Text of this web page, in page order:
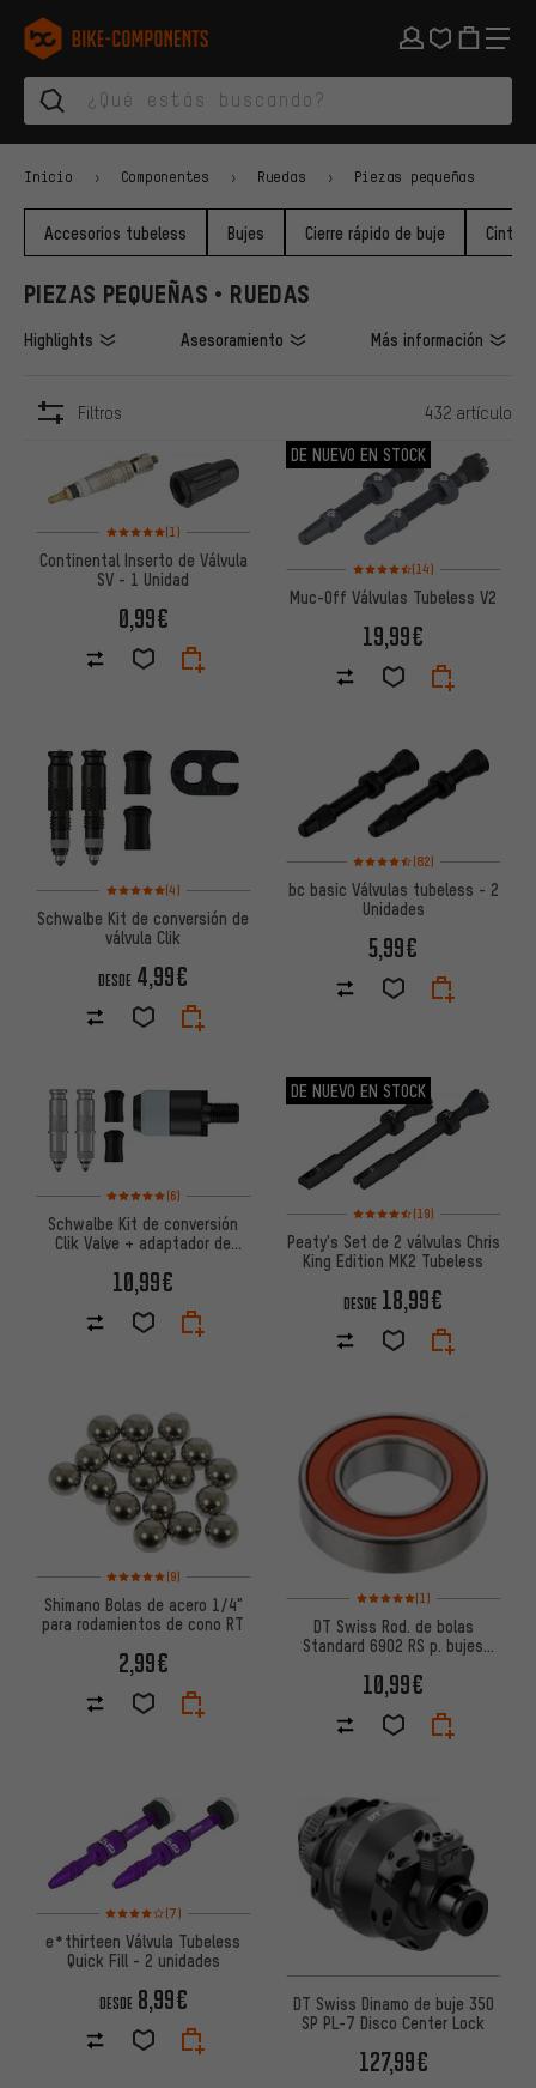
Saltar a la navegación principal
Saltar a la navegación de categorías
Saltar al contenido
Saltar a marcas y al boletín
Saltar al pie de página
bike-components.de Página de inicio
Inicio Componentes Ruedas Piezas pequeñas
Accesorios tubeless Bujes Cierre rápido de buje Cinta
PIEZAS PEQUEÑAS • RUEDAS
Highlights Asesoramiento Más información
Filtros 432 artículo
Valoración media: 5 de 5 basada en 1 reseñas
(1)
Continental Inserto de Válvula
SV - 1 Unidad
0,99€
DE NUEVO EN STOCK
Valoración media: 4,5 de 5
(14)
Muc-Off Válvulas Tubeless V2
19,99€
Valoración media: 5 de 5 basada en 4 reseñas
(4)
Schwalbe Kit de conversión de
válvula Clik
DESDE 4,99€
Valoración media: 4,5 de 5
(82)
bc basic Válvulas tubeless - 2
Unidades
5,99€
Valoración media: 5 de 5 basada en 6 reseñas
(6)
Schwalbe Kit de conversión
Clik Valve + adaptador de
10,99€
DE NUEVO EN STOCK
Valoración media: 4,5 de 5
(19)
Peaty's Set de 2 válvulas Chris
King Edition MK2 Tubeless
DESDE 18,99€
Valoración media: 5 de 5 basada en 9 reseñas
(9)
Shimano Bolas de acero 1/4"
para rodamientos de cono RT
2,99€
Valoración media: 5 de 5
(1)
DT Swiss Rod. de bolas
Standard 6902 RS p. bujes
1550
10,99€
Valoración media: 4 de 5 basada en 7 reseñas
(7)
e*thirteen Válvula Tubeless
Quick Fill - 2 unidades
DESDE 8,99€
DT Swiss Dinamo de buje 350
SP PL-7 Disco Center Lock
127,99€